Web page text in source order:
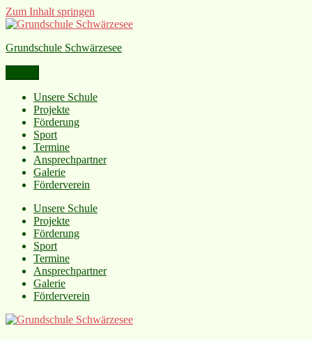
Zum Inhalt springen
Grundschule Schwärzesee
Unsere Schule
Projekte
Förderung
Sport
Termine
Ansprechpartner
Galerie
Förderverein
Unsere Schule
Projekte
Förderung
Sport
Termine
Ansprechpartner
Galerie
Förderverein